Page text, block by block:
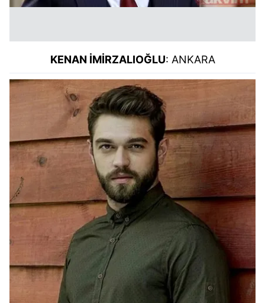
KENAN İMİRZALIOĞLU: ANKARA